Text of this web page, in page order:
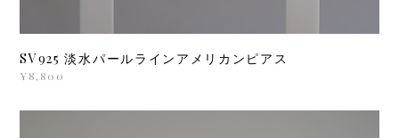
SV925 淡水パールラインアメリカンピアス
¥8,800